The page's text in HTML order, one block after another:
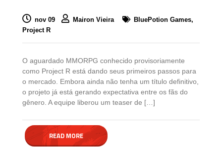
nov 09 Mairon Vieira
BluePotion Games,
Project R
O aguardado MMORPG conhecido provisoriamente
como Project R está dando seus primeiros passos para
o mercado. Embora ainda não tenha um título definitivo,
o projeto já está gerando expectativa entre os fãs do
gênero. A equipe liberou um teaser de […]
READ MORE